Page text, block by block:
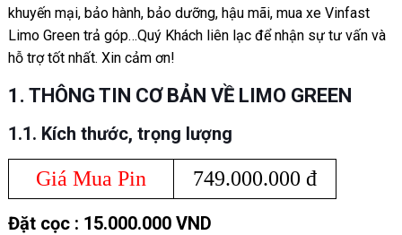
khuyến mại, bảo hành, bảo dưỡng, hậu mãi, mua xe Vinfast
Limo Green trả góp…Quý Khách liên lạc để nhận sự tư vấn và
hỗ trợ tốt nhất. Xin cảm ơn!
1. THÔNG TIN CƠ BẢN VỀ LIMO GREEN
1.1. Kích thước, trọng lượng
Giá Mua Pin 749.000.000 đ
Đặt cọc : 15.000.000 VND